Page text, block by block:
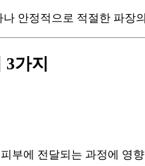
안정적으로 적절한 파장
가지
부에 전달되는 과정에 영